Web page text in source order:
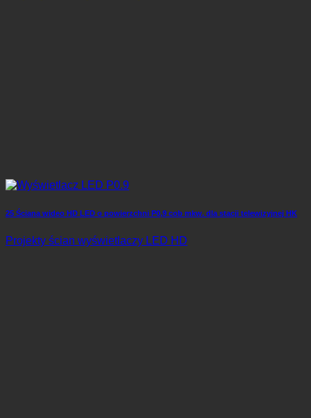
25 Ściana wideo HD LED o powierzchni P0,9 cob mkw. dla stacji telewizyjnej HK
Projekty ścian wyświetlaczy LED HD